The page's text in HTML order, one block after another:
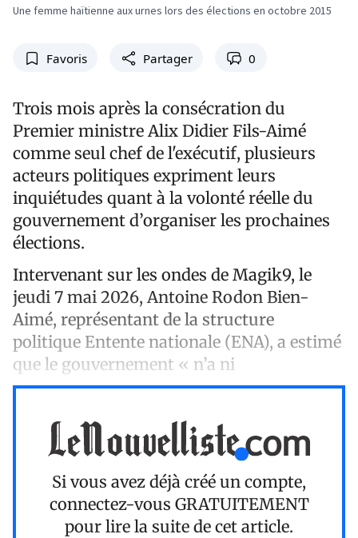
Une femme haïtienne aux urnes lors des élections en octobre 2015
Favoris Partager 0
Trois mois après la consécration du
Premier ministre Alix Didier Fils-Aimé
comme seul chef de l'exécutif, plusieurs
acteurs politiques expriment leurs
inquiétudes quant à la volonté réelle du
gouvernement d’organiser les prochaines
élections.
Intervenant sur les ondes de Magik9, le
jeudi 7 mai 2026, Antoine Rodon Bien-
Aimé, représentant de la structure
politique Entente nationale (ENA), a estimé
que le gouvernement « n’a ni
Si vous avez déjà créé un compte,
connectez-vous GRATUITEMENT
pour lire la suite de cet article.